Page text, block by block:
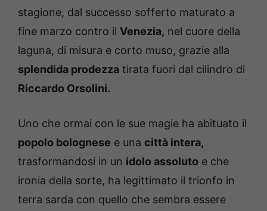
stagione, dal successo sofferto maturato a
fine marzo contro il Venezia, nel cuore della
laguna, di misura e corto muso, grazie alla
splendida prodezza tirata fuori dal cilindro di
Riccardo Orsolini.
Uno che ormai con le sue magie ha abituato il
popolo bolognese e una città intera,
trasformandosi in un idolo assoluto e che
ironia della sorte, ha legittimato il trionfo in
terra sarda con quello che sembra essere